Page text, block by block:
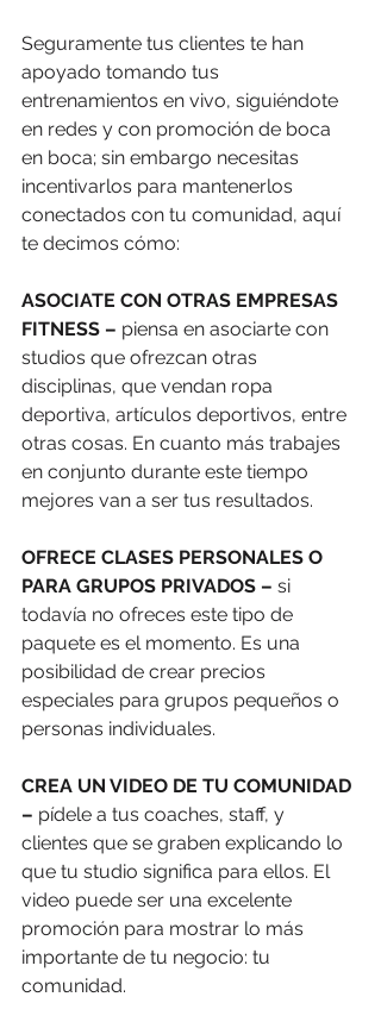
Seguramente tus clientes te han
apoyado tomando tus
entrenamientos en vivo, siguiéndote
en redes y con promoción de boca
en boca; sin embargo necesitas
incentivarlos para mantenerlos
conectados con tu comunidad, aquí
te decimos cómo:
ASOCIATE CON OTRAS EMPRESAS
FITNESS – piensa en asociarte con
studios que ofrezcan otras
disciplinas, que vendan ropa
deportiva, artículos deportivos, entre
otras cosas. En cuanto más trabajes
en conjunto durante este tiempo
mejores van a ser tus resultados.
OFRECE CLASES PERSONALES O
PARA GRUPOS PRIVADOS – si
todavía no ofreces este tipo de
paquete es el momento. Es una
posibilidad de crear precios
especiales para grupos pequeños o
personas individuales.
CREA UN VIDEO DE TU COMUNIDAD
– pídele a tus coaches, staff, y
clientes que se graben explicando lo
que tu studio significa para ellos. El
video puede ser una excelente
promoción para mostrar lo más
importante de tu negocio: tu
comunidad.